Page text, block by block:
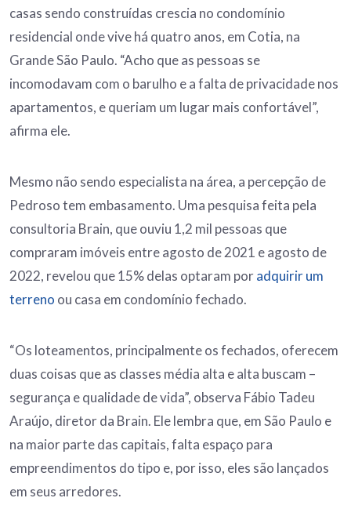
casas sendo construídas crescia no condomínio
residencial onde vive há quatro anos, em Cotia, na
Grande São Paulo. “Acho que as pessoas se
incomodavam com o barulho e a falta de privacidade nos
apartamentos, e queriam um lugar mais confortável”,
afirma ele.
Mesmo não sendo especialista na área, a percepção de
Pedroso tem embasamento. Uma pesquisa feita pela
consultoria Brain, que ouviu 1,2 mil pessoas que
compraram imóveis entre agosto de 2021 e agosto de
2022, revelou que 15% delas optaram poradquirir um
terreno ou casa em condomínio fechado.
“Os loteamentos, principalmente os fechados, oferecem
duas coisas que as classes média alta e alta buscam –
segurança e qualidade de vida”, observa Fábio Tadeu
Araújo, diretor da Brain. Ele lembra que, em São Paulo e
na maior parte das capitais, falta espaço para
empreendimentos do tipo e, por isso, eles são lançados
em seus arredores.